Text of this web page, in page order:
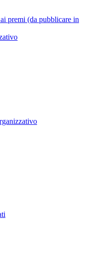
premi (da pubblicare in